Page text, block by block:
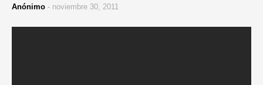
Anónimo - noviembre 30, 2011